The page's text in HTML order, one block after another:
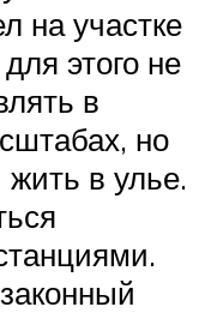
на участке
этого не
в
но
в улье.